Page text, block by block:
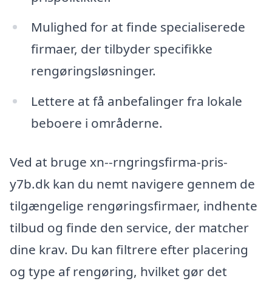
Mulighed for at finde specialiserede
firmaer, der tilbyder specifikke
rengøringsløsninger.
Lettere at få anbefalinger fra lokale
beboere i områderne.
Ved at bruge xn--rngringsfirma-pris-
y7b.dk kan du nemt navigere gennem de
tilgængelige rengøringsfirmaer, indhente
tilbud og finde den service, der matcher
dine krav. Du kan filtrere efter placering
og type af rengøring, hvilket gør det